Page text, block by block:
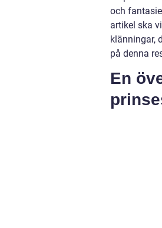
och
artikel ska
klänningar,
på denna
En